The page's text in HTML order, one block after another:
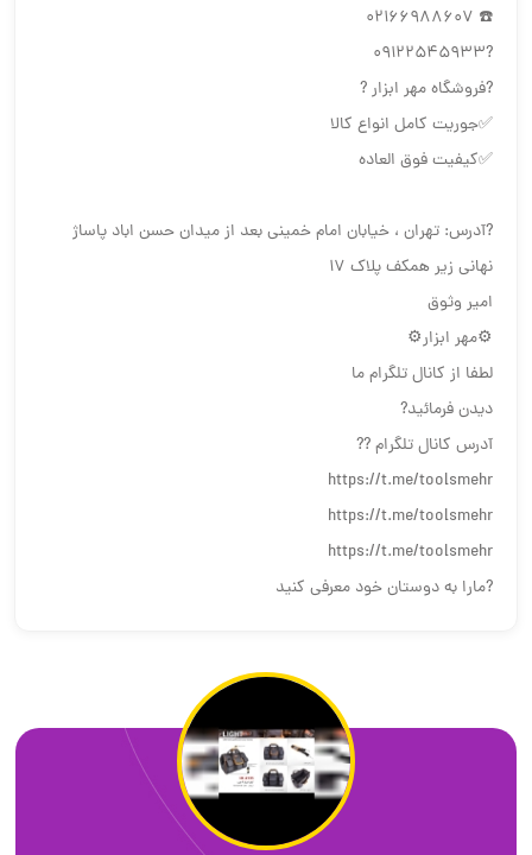
☎️ 02166988607
?09122545933
?فروشگاه مهر ابزار ?
✅جوریت کامل انواع کالا
✅کیفیت فوق العاده
?آدرس: تهران ، خیابان امام خمینی بعد از میدان حسن اباد پاساژ
نهانی زیر همکف پلاک ۱۷
امیر وثوق
⚙️مهر ابزار⚙️
لطفا از کانال تلگرام ما
دیدن فرمائید?
آدرس کانال تلگرام ??
https://t.me/toolsmehr
https://t.me/toolsmehr
https://t.me/toolsmehr
?مارا به دوستان خود معرفی کنید